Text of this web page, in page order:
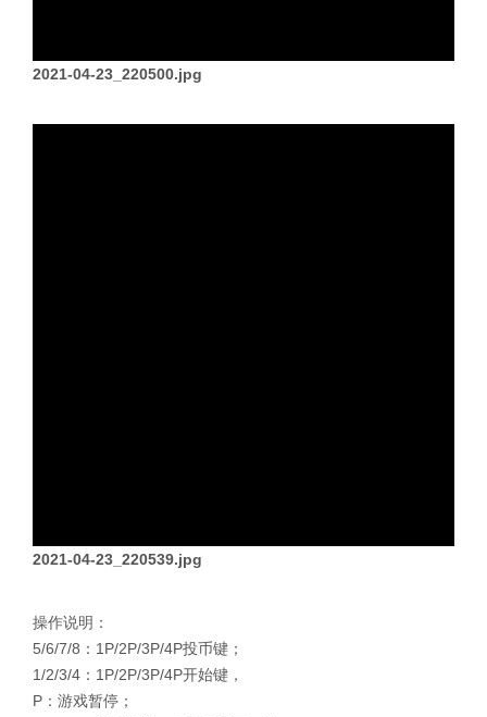
2021-04-23_220500.jpg
2021-04-23_220539.jpg
操作说明：
5/6/7/8：1P/2P/3P/4P投币键；
1/2/3/4：1P/2P/3P/4P开始键，
P：游戏暂停；